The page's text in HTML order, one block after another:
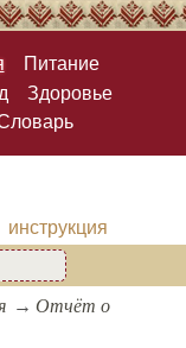
Питание
Здоровье
инструкция
Отчёт о